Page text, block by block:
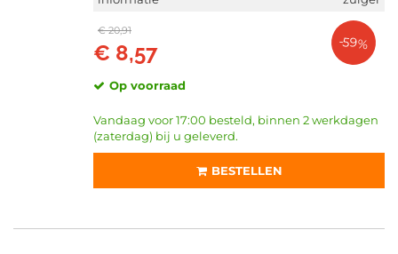
€ 20,91
€ 8,57 -59%
Op voorraad
Vandaag voor 17:00 besteld, binnen 2 werkdagen
(zaterdag) bij u geleverd.
BESTELLEN